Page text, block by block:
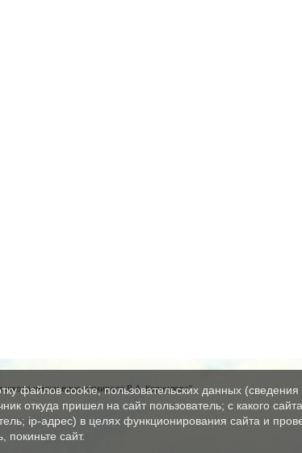
имени вице-адмирала В.А. Корнилова"
файлов cookie, пользовательских данных
откуда пришел на сайт пользователь; с какого
ip-адрес) в целях функционирования сайта и
сайт.